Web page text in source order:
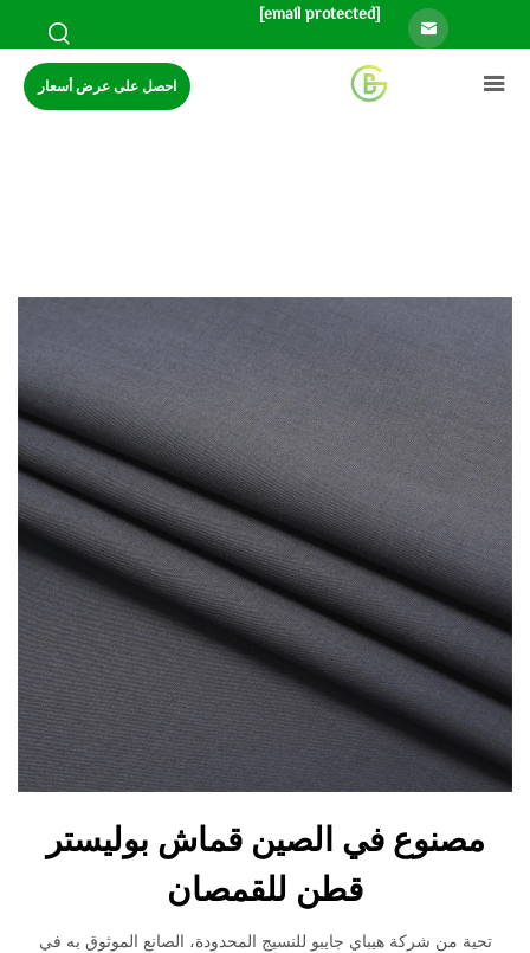
[email protected]
احصل على عرض أسعار
مصنوع في الصين قماش بوليستر
قطن للقمصان
تحية من شركة هيباي جايبو للنسيج المحدودة، الصانع الموثوق به في